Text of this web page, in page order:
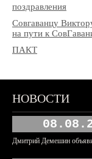
поздравления
Совгаванцу
на пути к
ПАКТ
НОВОСТИ
Дмитрий Демешин